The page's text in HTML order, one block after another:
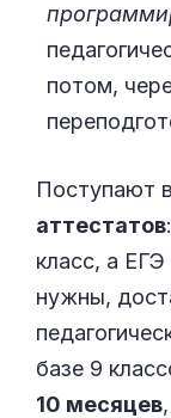
потом,
Поступают
аттестатов
класс, а
нужны,
базе 9
10 месяцев